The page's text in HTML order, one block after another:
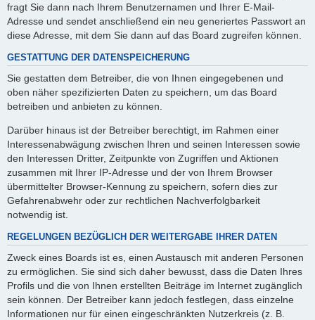
fragt Sie dann nach Ihrem Benutzernamen und Ihrer E-Mail-
Adresse und sendet anschließend ein neu generiertes Passwort an
diese Adresse, mit dem Sie dann auf das Board zugreifen können.
GESTATTUNG DER DATENSPEICHERUNG
Sie gestatten dem Betreiber, die von Ihnen eingegebenen und
oben näher spezifizierten Daten zu speichern, um das Board
betreiben und anbieten zu können.
Darüber hinaus ist der Betreiber berechtigt, im Rahmen einer
Interessenabwägung zwischen Ihren und seinen Interessen sowie
den Interessen Dritter, Zeitpunkte von Zugriffen und Aktionen
zusammen mit Ihrer IP-Adresse und der von Ihrem Browser
übermittelter Browser-Kennung zu speichern, sofern dies zur
Gefahrenabwehr oder zur rechtlichen Nachverfolgbarkeit
notwendig ist.
REGELUNGEN BEZÜGLICH DER WEITERGABE IHRER DATEN
Zweck eines Boards ist es, einen Austausch mit anderen Personen
zu ermöglichen. Sie sind sich daher bewusst, dass die Daten Ihres
Profils und die von Ihnen erstellten Beiträge im Internet zugänglich
sein können. Der Betreiber kann jedoch festlegen, dass einzelne
Informationen nur für einen eingeschränkten Nutzerkreis (z. B.